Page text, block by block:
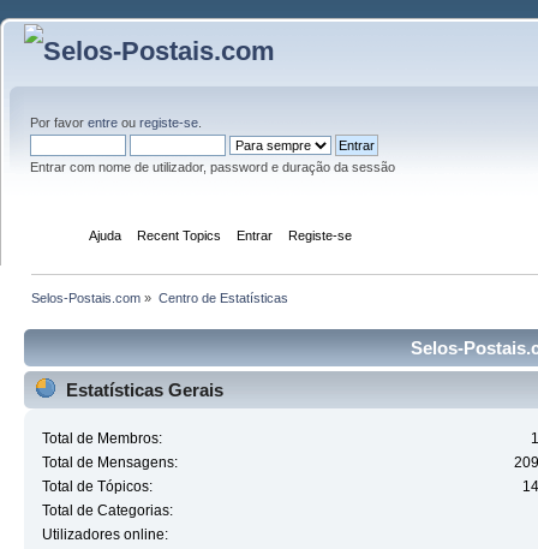
Por favor entre ou registe-se
Entrar com nome de utilizador, password e duração da sessão
Ajuda Recent Topics Entrar Registe-se
Selos-Postais.com » Centro de Estatísticas
Selos-
Estatísticas Gerais
Total de Membros:
Total de Mensagens:
Total de Tópicos:
Total de Categorias:
Utilizadores online: